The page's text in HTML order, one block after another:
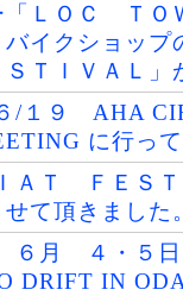
「ＬＯＣ ＴＯ
バイクショッ
ＴＩＶＡＬ
/１９ AHA
に行っ
ＡＴ ＦＥＳ
て頂きました
６月 ４・５
DRIFT IN